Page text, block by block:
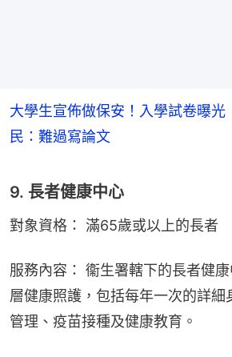
大學生宣佈做保安！入學試卷曝
民：難過寫論文
9. 長者健康中心
對象資格： 滿65歲或以上的長者
服務內容： 衞生署轄下的長者健
層健康照護，包括每年一次的詳細
管理、疫苗接種及健康教育。